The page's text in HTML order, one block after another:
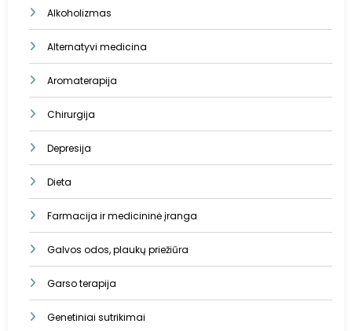
Alkoholizmas
Alternatyvi medicina
Aromaterapija
Chirurgija
Depresija
Dieta
Farmacija ir medicininė įranga
Galvos odos, plaukų priežiūra
Garso terapija
Genetiniai sutrikimai